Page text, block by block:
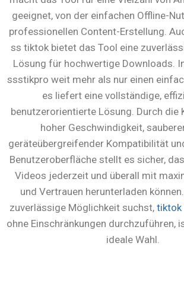
geeignet, von der einfachen Offline-
professionellen Content-Erstellung.
ss tiktok bietet das Tool eine
Lösung für hochwertige Downloads.
ssstikpro weit mehr als nur einen
es liefert eine vollständige,
benutzerorientierte Lösung. Durch die
hoher Geschwindigkeit,
geräteübergreifender Kompatibilität
Benutzeroberfläche stellt es sicher,
Videos jederzeit und überall mit
und Vertrauen herunterladen
zuverlässige Möglichkeit suchst, tiktok
ohne Einschränkungen durchzuführen,
ideale Wahl.